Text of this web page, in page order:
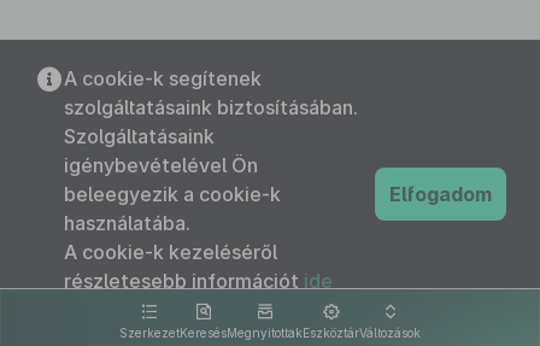
SzerkezetKeresésMegnyitottakEszköztárVáltozások
A cookie-k segítenek
szolgáltatásaink biztosításában.
Szolgáltatásaink
igénybevételével Ön
beleegyezik a cookie-k
használatába.
A cookie-k kezeléséről
részletesebb információt ide
kattintva olvashat.
Elfogadom